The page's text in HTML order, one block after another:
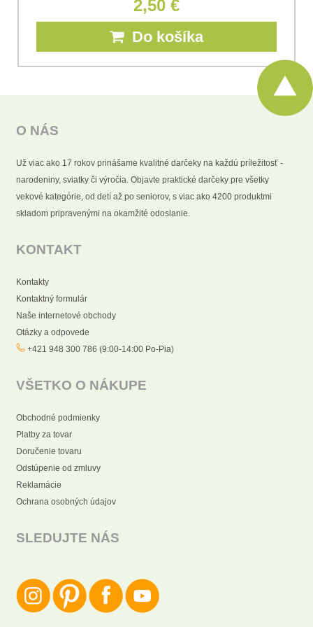
2,50 €
Do košíka
O NÁS
Už viac ako 17 rokov prinášame kvalitné darčeky na každú príležitosť -
narodeniny, sviatky či výročia. Objavte praktické darčeky pre všetky
vekové kategórie, od detí až po seniorov, s viac ako 4200 produktmi
skladom pripravenými na okamžité odoslanie.
KONTAKT
Kontakty
Kontaktný formulár
Naše internetové obchody
Otázky a odpovede
+421 948 300 786 (9:00-14:00 Po-Pia)
VŠETKO O NÁKUPE
Obchodné podmienky
Platby za tovar
Doručenie tovaru
Odstúpenie od zmluvy
Reklamácie
Ochrana osobných údajov
SLEDUJTE NÁS